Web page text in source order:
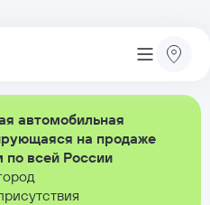
автомобильная
на продаже
по всей России